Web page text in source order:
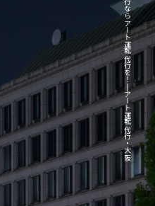
北新地で運転代行ならアート運転代行を！|アート運転代行・大阪